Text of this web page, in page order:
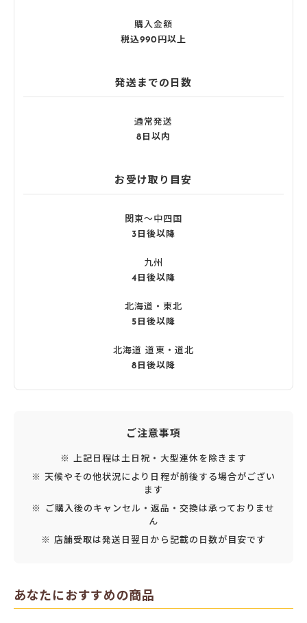
購入金額
税込990円以上
発送までの日数
通常発送
8日以内
お受け取り目安
関東〜中四国
3日後以降
九州
4日後以降
北海道・東北
5日後以降
北海道 道東・道北
8日後以降
ご注意事項
※ 上記日程は土日祝・大型連休を除きます
※ 天候やその他状況により日程が前後する場合がござい
ます
※ ご購入後のキャンセル・返品・交換は承っておりませ
ん
※ 店舗受取は発送日翌日から記載の日数が目安です
あなたにおすすめの商品